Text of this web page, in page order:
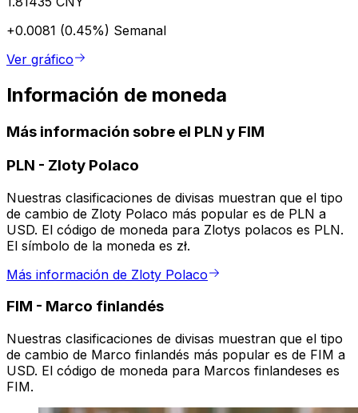
+0.0081 (0.45%) Semanal
Ver gráfico
Información de moneda
Más información sobre el PLN y FIM
PLN - Zloty Polaco
Nuestras clasificaciones de divisas muestran que el tipo
de cambio de Zloty Polaco más popular es de PLN a
USD. El código de moneda para Zlotys polacos es PLN.
El símbolo de la moneda es zł.
Más información de Zloty Polaco
FIM - Marco finlandés
Nuestras clasificaciones de divisas muestran que el tipo
de cambio de Marco finlandés más popular es de FIM a
USD. El código de moneda para Marcos finlandeses es
FIM.